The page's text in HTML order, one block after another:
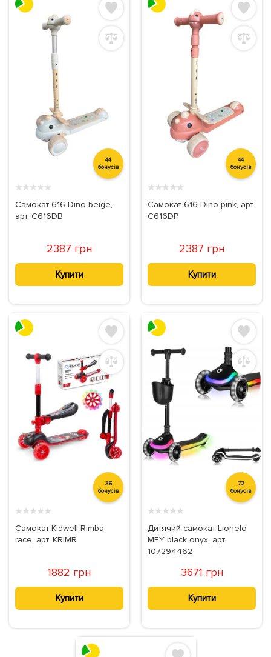
44
бонусів
★★★★★
Самокат 616 Dino beige,
арт. C616DB
2387 грн
Купити
44
бонусів
★★★★★
Самокат 616 Dino pink, арт.
C616DP
2387 грн
Купити
36
бонусів
★★★★★
Самокат Kidwell Rimba
race, арт. KRIMR
1882 грн
Купити
72
бонусів
★★★★★
Дитячий самокат Lionelo
MEY black onyx, арт.
107294462
3671 грн
Купити